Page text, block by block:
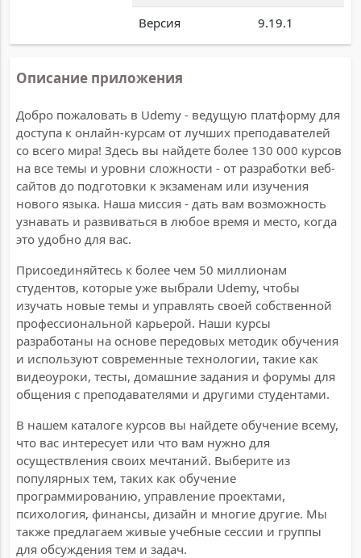
Версия
9.19.1
Описание приложения
Добро пожаловать в Udemy - ведущую платформу для
доступа к онлайн-курсам от лучших преподавателей
со всего мира! Здесь вы найдете более 130 000 курсов
на все темы и уровни сложности - от разработки веб-
сайтов до подготовки к экзаменам или изучения
нового языка. Наша миссия - дать вам возможность
узнавать и развиваться в любое время и место, когда
это удобно для вас.
Присоединяйтесь к более чем 50 миллионам
студентов, которые уже выбрали Udemy, чтобы
изучать новые темы и управлять своей собственной
профессиональной карьерой. Наши курсы
разработаны на основе передовых методик обучения
и используют современные технологии, такие как
видеоуроки, тесты, домашние задания и форумы для
общения с преподавателями и другими студентами.
В нашем каталоге курсов вы найдете обучение всему,
что вас интересует или что вам нужно для
осуществления своих мечтаний. Выберите из
популярных тем, таких как обучение
программированию, управление проектами,
психология, финансы, дизайн и многие другие. Мы
также предлагаем живые учебные сессии и группы
для обсуждения тем и задач.